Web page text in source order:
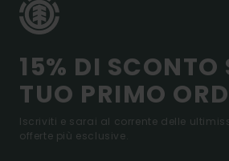
15% DI SCONTO
TUO PRIMO
Iscriviti e sarai al corrente delle
offerte più esclusive.